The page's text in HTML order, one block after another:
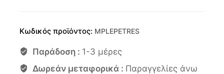
Κωδικός προϊόντος: MPLEPETRES
Παράδοση : 1-3 μέρες
Δωρεάν μεταφορικά : Παραγγελίες άνω